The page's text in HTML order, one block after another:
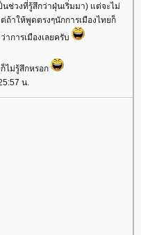
ช่วงที่รู้สึกว่าฝุ่นเริ่มมา) แต่จะไม่
ถ้าให้พูดตรงๆนักการเมืองไทยก็
การเมืองเลยครับ
ไม่รู้สึกหรอก
น.